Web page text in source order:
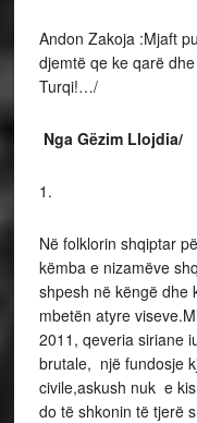
Andon Zakoja :Mjaft
djemtë qe ke qarë
Turqi!…/
Nga Gëzim Llojdia/
1.
Në folklorin shqiptar
këmba e nizamëve
shpesh në këngë dhe
mbetën atyre
2011, qeveria siriane
brutale, një fundosje
civile,askush nuk e
do të shkonin të tjerë